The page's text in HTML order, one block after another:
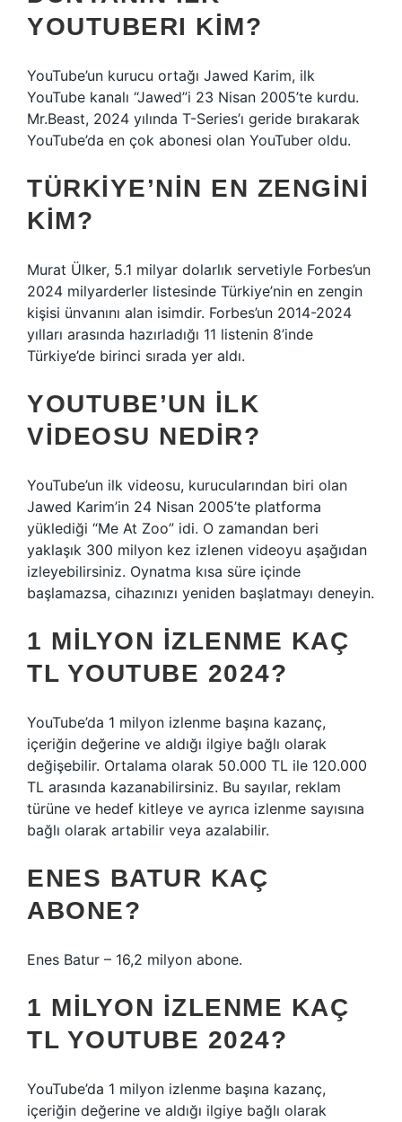
YOUTUBERI KIM?
YouTube’un kurucu ortağı Jawed Karim, ilk
YouTube kanalı “Jawed”i 23 Nisan 2005’te kurdu.
Mr.Beast, 2024 yılında T-Series’ı geride bırakarak
YouTube’da en çok abonesi olan YouTuber oldu.
TÜRKIYE’NIN EN ZENGINI
KIM?
Murat Ülker, 5.1 milyar dolarlık servetiyle Forbes’un
2024 milyarderler listesinde Türkiye’nin en zengin
kişisi ünvanını alan isimdir. Forbes’un 2014-2024
yılları arasında hazırladığı 11 listenin 8’inde
Türkiye’de birinci sırada yer aldı.
YOUTUBE’UN ILK
VIDEOSU NEDIR?
YouTube’un ilk videosu, kurucularından biri olan
Jawed Karim’in 24 Nisan 2005’te platforma
yüklediği “Me At Zoo” idi. O zamandan beri
yaklaşık 300 milyon kez izlenen videoyu aşağıdan
izleyebilirsiniz. Oynatma kısa süre içinde
başlamazsa, cihazınızı yeniden başlatmayı deneyin.
1 MILYON İZLENME KAÇ
TL YOUTUBE 2024?
YouTube’da 1 milyon izlenme başına kazanç,
içeriğin değerine ve aldığı ilgiye bağlı olarak
değişebilir. Ortalama olarak 50.000 TL ile 120.000
TL arasında kazanabilirsiniz. Bu sayılar, reklam
türüne ve hedef kitleye ve ayrıca izlenme sayısına
bağlı olarak artabilir veya azalabilir.
ENES BATUR KAÇ
ABONE?
Enes Batur – 16,2 milyon abone.
1 MILYON İZLENME KAÇ
TL YOUTUBE 2024?
YouTube’da 1 milyon izlenme başına kazanç,
içeriğin değerine ve aldığı ilgiye bağlı olarak